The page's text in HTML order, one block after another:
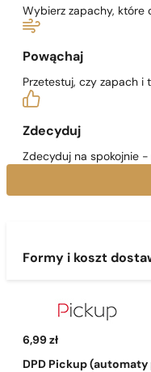
Wybierz zapachy, które
Powąchaj
Przetestuj, czy zapach i
Zdecyduj
Zdecyduj na spokojnie
Formy i koszt
6,99 zł
DPD Pickup